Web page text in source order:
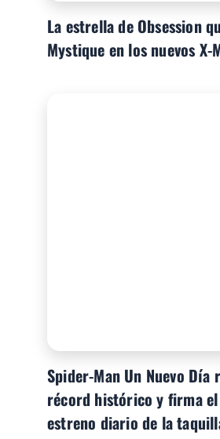
La estrella de Obsession
Mystique en los nuevos X-
Spider-Man Un Nuevo
récord histórico y firma
estreno diario de la